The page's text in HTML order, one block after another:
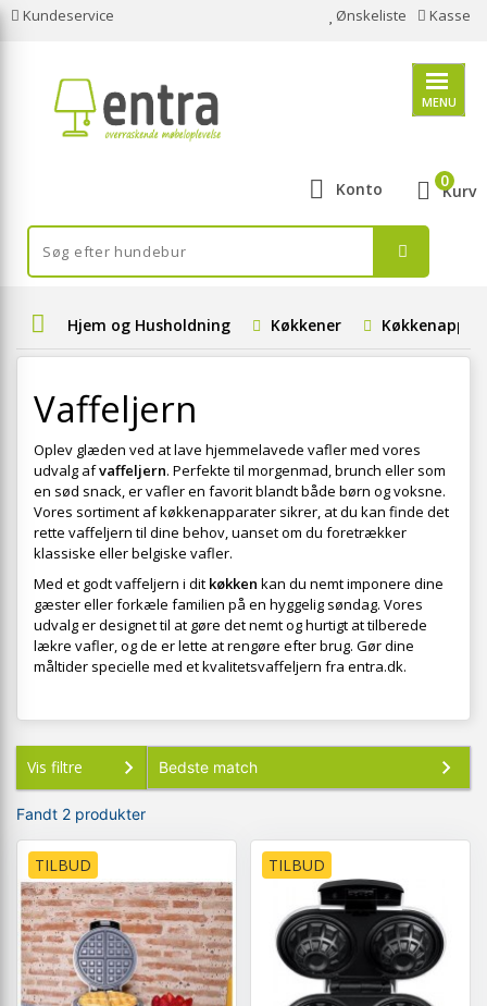
Kundeservice Ønskeliste Kasse
MENU
Konto Kurv
0
Hjem og Husholdning Køkkener
Vaffeljern
Oplev glæden ved at lave hjemmelavede vafler med vores
udvalg afvaffeljern. Perfekte til morgenmad, brunch eller som
en sød snack, er vafler en favorit blandt både børn og voksne.
Vores sortiment af køkkenapparater sikrer, at du kan finde det
rette vaffeljern til dine behov, uanset om du foretrækker
klassiske eller belgiske vafler.
Med et godt vaffeljern i dit køkken kan du nemt imponere dine
gæster eller forkæle familien på en hyggelig søndag. Vores
udvalg er designet til at gøre det nemt og hurtigt at tilberede
lækre vafler, og de er lette at rengøre efter brug. Gør dine
måltider specielle med et kvalitetsvaffeljern fra entra.dk.
Vis filtre
Fandt 2 produkter
TILBUD TILBUD